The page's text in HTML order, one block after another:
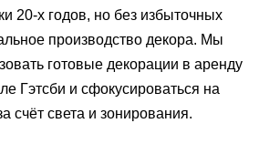
20‑х годов, но без избыточных
производство декора. Мы
готовые декорации в аренду
Гэтсби и сфокусироваться на
счёт света и зонирования.